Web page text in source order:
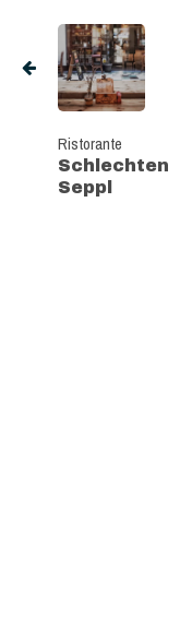
Ristorante
Schlechten
Seppl